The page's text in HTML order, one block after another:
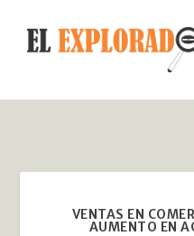
VENTAS EN
AUMENTO EN